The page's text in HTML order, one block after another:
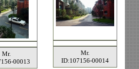
Mr.
00013
Mr.
ID:107156-00014